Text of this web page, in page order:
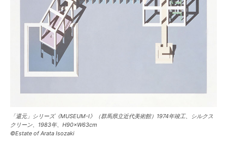
「還元」シリーズ《MUSEUM-I》（群馬県立近代美術館）1974年竣工、シルクス
クリーン、1983年、H90×W63cm
©Estate of Arata Isozaki